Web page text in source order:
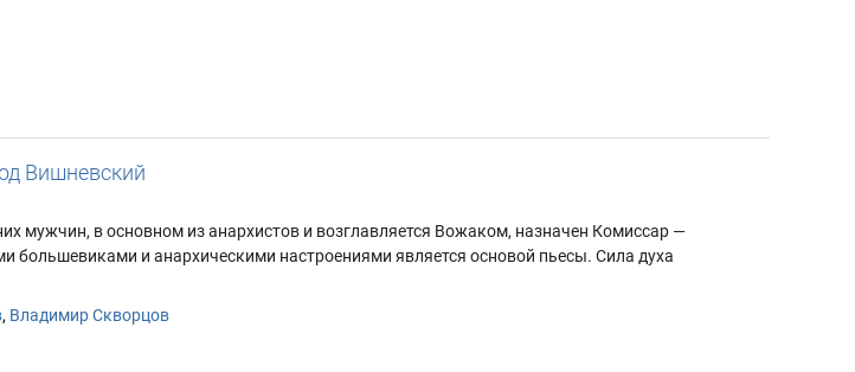
Вишневский
мужчин, в основном из анархистов и возглавляется Вожаком, назначен Комиссар —
и анархическими настроениями является основой пьесы. Сила духа
, Владимир Скворцов